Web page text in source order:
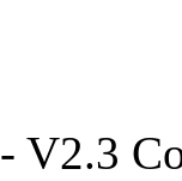
- V2.3